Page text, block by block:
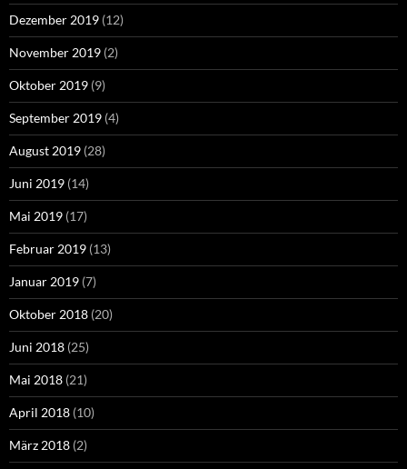
Dezember 2019 (12)
November 2019 (2)
Oktober 2019 (9)
September 2019 (4)
August 2019 (28)
Juni 2019 (14)
Mai 2019 (17)
Februar 2019 (13)
Januar 2019 (7)
Oktober 2018 (20)
Juni 2018 (25)
Mai 2018 (21)
April 2018 (10)
März 2018 (2)